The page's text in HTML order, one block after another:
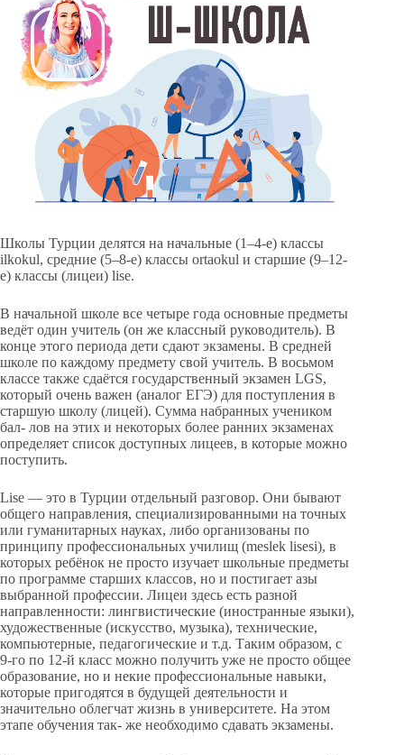
Школы Турции делятся на начальные (1–4-е) классы
ilkokul, средние (5–8-е) классы ortaokul и старшие (9–12-
е) классы (лицеи) lise.
В начальной школе все четыре года основные предметы
ведёт один учитель (он же классный руководитель). В
конце этого периода дети сдают экзамены. В средней
школе по каждому предмету свой учитель. В восьмом
классе также сдаётся государственный экзамен LGS,
который очень важен (аналог ЕГЭ) для поступления в
старшую школу (лицей). Сумма набранных учеником
бал- лов на этих и некоторых более ранних экзаменах
определяет список доступных лицеев, в которые можно
поступить.
Lise — это в Турции отдельный разговор. Они бывают
общего направления, специализированными на точных
или гуманитарных науках, либо организованы по
принципу профессиональных училищ (meslek lisesi), в
которых ребёнок не просто изучает школьные предметы
по программе старших классов, но и постигает азы
выбранной профессии. Лицеи здесь есть разной
направленности: лингвистические (иностранные языки),
художественные (искусство, музыка), технические,
компьютерные, педагогические и т.д. Таким образом, с
9-го по 12-й класс можно получить уже не просто общее
образование, но и некие профессиональные навыки,
которые пригодятся в будущей деятельности и
значительно облегчат жизнь в университете. На этом
этапе обучения так- же необходимо сдавать экзамены.